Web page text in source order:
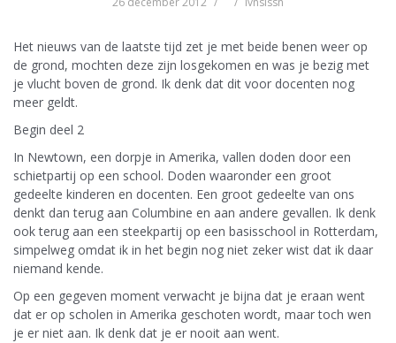
Het nieuws van de laatste tijd zet je met beide benen weer op
de grond, mochten deze zijn losgekomen en was je bezig met
je vlucht boven de grond. Ik denk dat dit voor docenten nog
meer geldt.
Begin deel 2
In Newtown, een dorpje in Amerika, vallen doden door een
schietpartij op een school. Doden waaronder een groot
gedeelte kinderen en docenten. Een groot gedeelte van ons
denkt dan terug aan Columbine en aan andere gevallen. Ik denk
ook terug aan een steekpartij op een basisschool in Rotterdam,
simpelweg omdat ik in het begin nog niet zeker wist dat ik daar
niemand kende.
Op een gegeven moment verwacht je bijna dat je eraan went
dat er op scholen in Amerika geschoten wordt, maar toch wen
je er niet aan. Ik denk dat je er nooit aan went.